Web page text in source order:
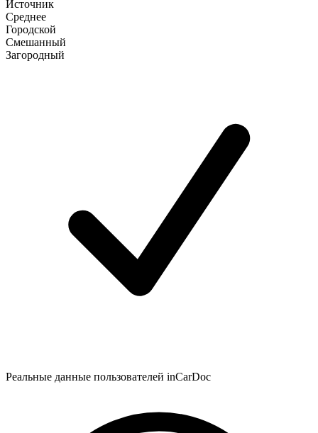
Источник
Среднее
Городской
Смешанный
Загородный
Реальные данные пользователей inCarDoc